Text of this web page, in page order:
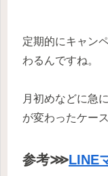
定期的にキャン
わるんですね。
月初めなどに急
が変わったケー
参考⋙LINE